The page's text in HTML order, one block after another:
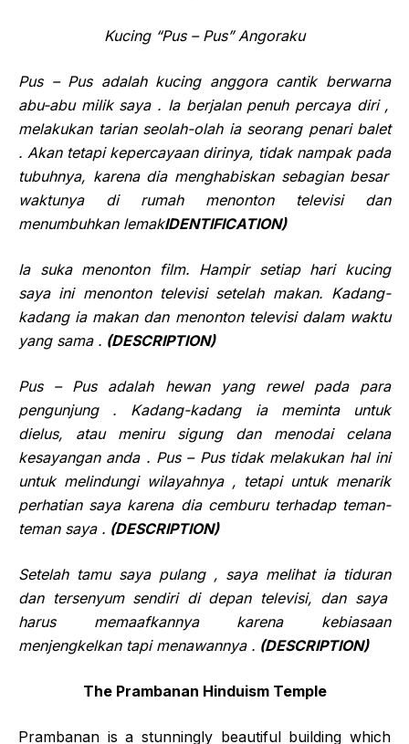
Kucing “Pus – Pus” Angoraku
Pus – Pus adalah kucing anggoracantik berwarna
abu-abu milik saya . Iaberjalan penuh percaya diri ,
melakukan tarian seolah-olah ia seorang penari balet
. Akan tetapi kepercayaandirinya, tidak nampak pada
tubuhnya, karena dia menghabiskan sebagian besar
waktunya di rumah menonton televisi dan
menumbuhkan lemakIDENTIFICATION)
Iasuka menonton film. Hampir setiap hari kucing
sayainimenonton televisi setelah makan. Kadang-
kadang ia makan dan menonton televisi dalam waktu
yang sama . (DESCRIPTION)
Pus – Pusadalahhewan yangrewel padapara
pengunjung . Kadang-kadangiamemintauntuk
dielus, atau meniru sigung dan menodaicelana
kesayangan anda . Pus – Pustidak melakukan hal ini
untuk melindungiwilayahnya , tetapi untuk menarik
perhatiansaya karena dia cemburuterhadapteman-
teman saya . (DESCRIPTION)
Setelah tamusayapulang , saya melihat iatiduran
dan tersenyum sendiri di depan televisi, dan saya
harus memaafkannya karena kebiasaan
menjengkelkan tapi menawannya . (DESCRIPTION)
The Prambanan Hinduism Temple
Prambanan is a stunningly beautiful building which